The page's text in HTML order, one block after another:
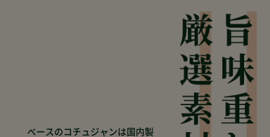
ベースのコチュジャンは国内製